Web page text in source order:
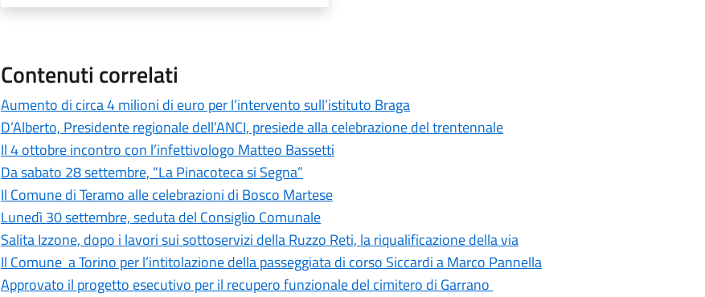
Contenuti correlati
Aumento di circa 4 milioni di euro per l’intervento sull’istituto Braga
D’Alberto, Presidente regionale dell’ANCI, presiede alla celebrazione del trentennale
Il 4 ottobre incontro con l’infettivologo Matteo Bassetti
Da sabato 28 settembre, “La Pinacoteca si Segna”
Il Comune di Teramo alle celebrazioni di Bosco Martese
Lunedì 30 settembre, seduta del Consiglio Comunale
Salita Izzone, dopo i lavori sui sottoservizi della Ruzzo Reti, la riqualificazione della via
Il Comune a Torino per l’intitolazione della passeggiata di corso Siccardi a Marco Pannella
Approvato il progetto esecutivo per il recupero funzionale del cimitero di Garrano